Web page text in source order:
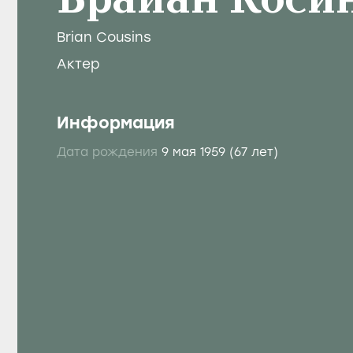
Brian Cousins
Актер
Информация
Дата рождения 9 мая 1959 (67 лет)